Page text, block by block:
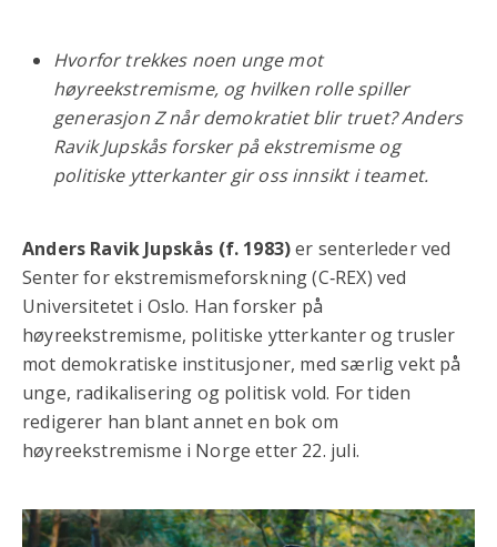
Hvorfor trekkes noen unge mot
høyreekstremisme, og hvilken rolle spiller
generasjon Z når demokratiet blir truet? Anders
Ravik Jupskås forsker på ekstremisme og
politiske ytterkanter gir oss innsikt i teamet.
Anders Ravik Jupskås (f. 1983)er senterleder ved
Senter for ekstremismeforskning (C‑REX) ved
Universitetet i Oslo. Han forsker på
høyreekstremisme, politiske ytterkanter og trusler
mot demokratiske institusjoner, med særlig vekt på
unge, radikalisering og politisk vold. For tiden
redigerer han blant annet en bok om
høyreekstremisme i Norge etter 22. juli.